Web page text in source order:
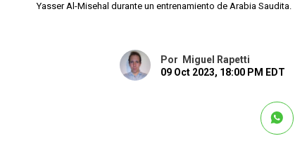
Yasser Al-Misehal durante un entrenamiento de Arabia Saudita.
Por
Miguel Rapetti
09 Oct 2023, 18:00 PM EDT